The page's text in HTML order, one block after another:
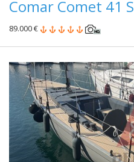
Comar Comet 41 S
89.000 €